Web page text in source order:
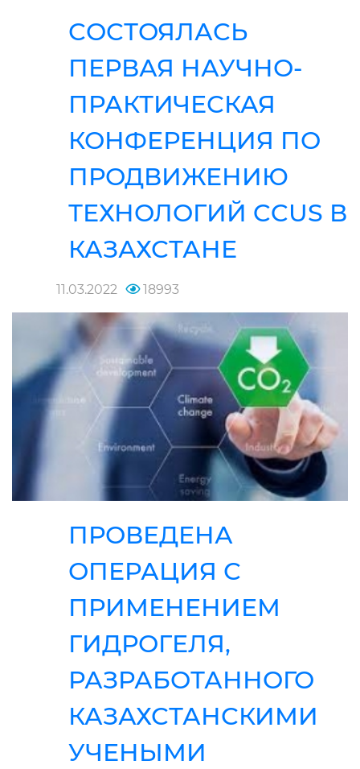
СОСТОЯЛАСЬ
ПЕРВАЯ НАУЧНО-
ПРАКТИЧЕСКАЯ
КОНФЕРЕНЦИЯ ПО
ПРОДВИЖЕНИЮ
ТЕХНОЛОГИЙ CCUS В
КАЗАХСТАНЕ
11.03.2022 18993
ПРОВЕДЕНА
ОПЕРАЦИЯ С
ПРИМЕНЕНИЕМ
ГИДРОГЕЛЯ,
РАЗРАБОТАННОГО
КАЗАХСТАНСКИМИ
УЧЕНЫМИ